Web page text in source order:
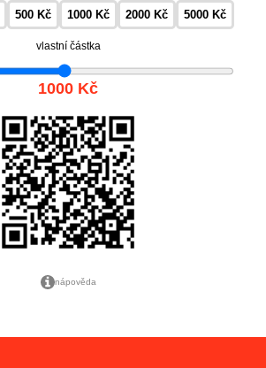
500 Kč 1000 Kč 2000 Kč 5000 Kč
vlastní částka
1000 Kč
nápověda